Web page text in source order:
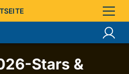
Stars &